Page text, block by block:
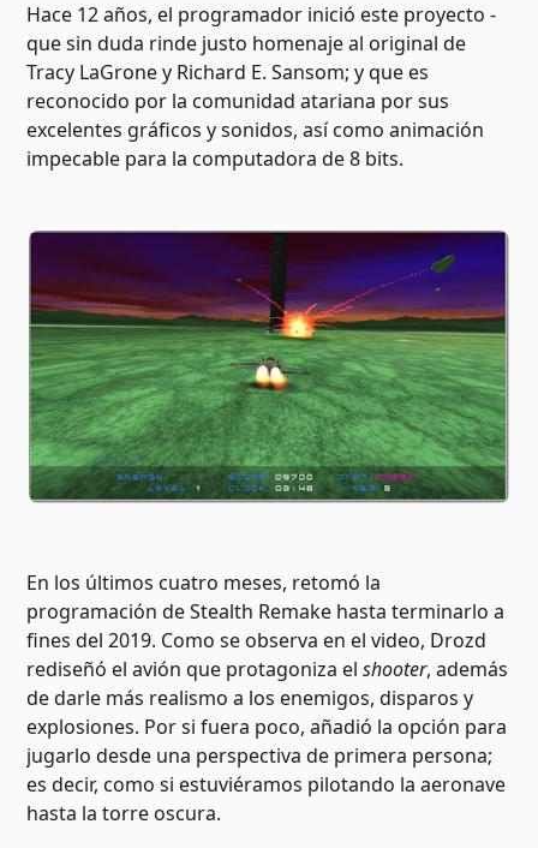
Hace 12 años, el programador inició este proyecto -
que sin duda rinde justo homenaje al original de
Tracy LaGrone y Richard E. Sansom; y que es
reconocido por la comunidad atariana por sus
excelentes gráficos y sonidos, así como animación
impecable para la computadora de 8 bits.
En los últimos cuatro meses, retomó la
programación de Stealth Remake hasta terminarlo a
fines del 2019. Como se observa en el video, Drozd
rediseñó el avión que protagoniza elshooter, además
de darle más realismo a los enemigos, disparos y
explosiones. Por si fuera poco, añadió la opción para
jugarlo desde una perspectiva de primera persona;
es decir, como si estuviéramos pilotando la aeronave
hasta la torre oscura.